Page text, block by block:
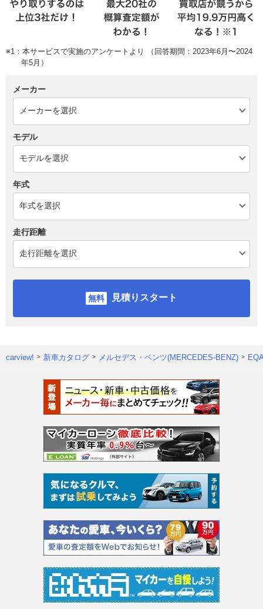
※1：本サービスで実施のアンケートより （回答期間：2023年6月〜2024
年5月）
メーカー
モデル
年式
走行距離
見積りスタート
carview! 新車カタログ メルセデス・ベンツ(MERCEDES-BENZ)